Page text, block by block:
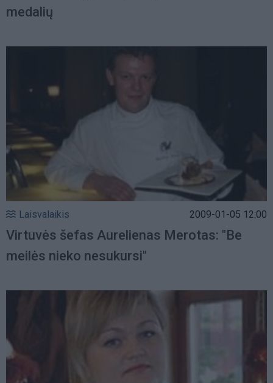
medalių
Laisvalaikis 2009-01-05 12:00
Virtuvės šefas Aurelienas Merotas: "Be
meilės nieko nesukursi"